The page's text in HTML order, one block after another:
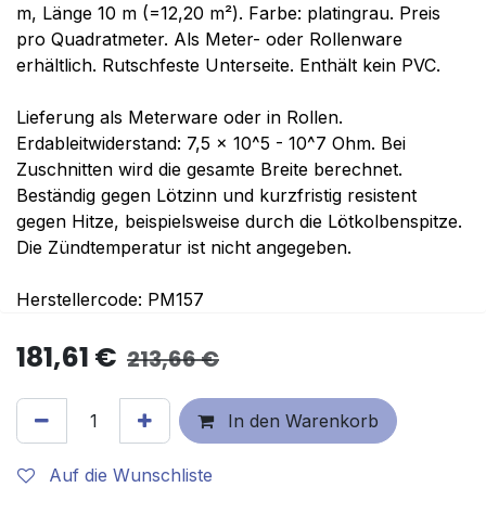
m, Länge 10 m (=12,20 m²). Farbe: platingrau. Preis
pro Quadratmeter. Als Meter- oder Rollenware
erhältlich. Rutschfeste Unterseite. Enthält kein PVC.
Lieferung als Meterware oder in Rollen.
Erdableitwiderstand: 7,5 x 10^5 - 10^7 Ohm. Bei
Zuschnitten wird die gesamte Breite berechnet.
Beständig gegen Lötzinn und kurzfristig resistent
gegen Hitze, beispielsweise durch die Lötkolbenspitze.
Die Zündtemperatur ist nicht angegeben.
Herstellercode: PM157
181,61 € 213,66€
In den Warenkorb
Auf die Wunschliste